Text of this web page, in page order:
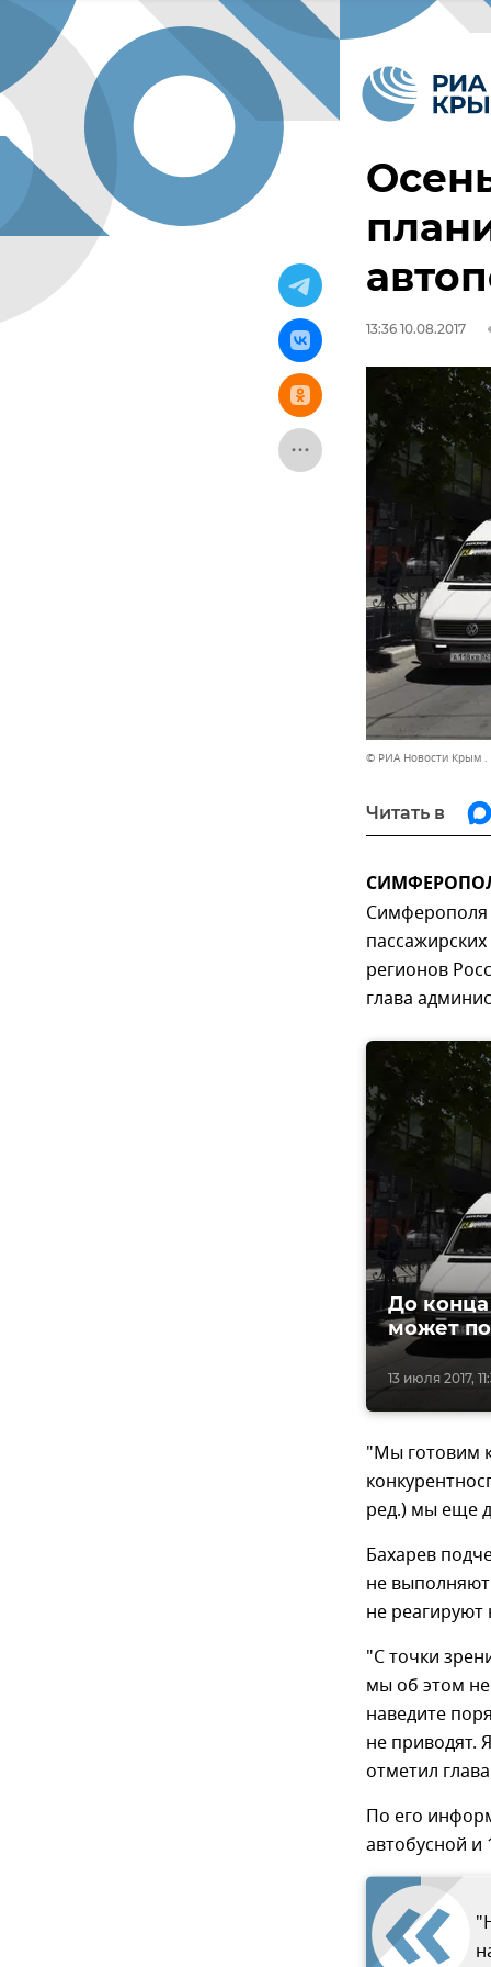
13:36 10.08.2017
© РИА Новости Крым .
Читать в
Симферополя
регионов
глава
13 июля 2017,
До
может
"Мы готовим
ред.) мы еще
Бахарев
не выполняют
не реагируют
"С точки
мы об этом
наведите
не приводят.
отметил
По его
автобусной и